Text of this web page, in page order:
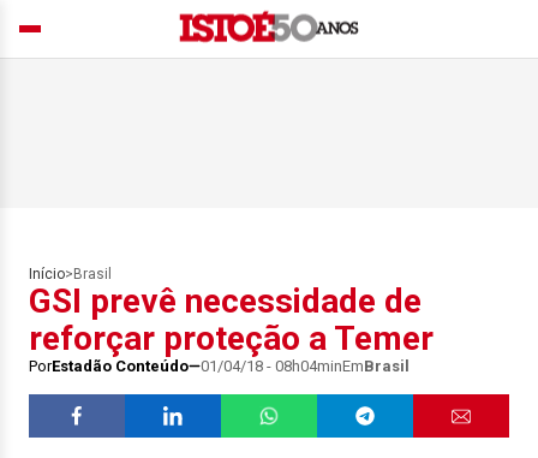
Início> Brasil
GSI prevê necessidade de
reforçar proteção a Temer
PorEstadão Conteúdo 01/04/18 - 08h04minEmBrasil